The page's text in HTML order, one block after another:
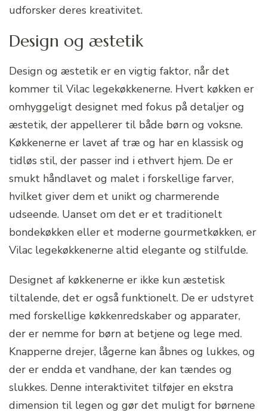
udforsker deres kreativitet.
Design og æstetik
Design og æstetik er en vigtig faktor, når det
kommer til Vilac legekøkkenerne. Hvert køkken er
omhyggeligt designet med fokus på detaljer og
æstetik, der appellerer til både børn og voksne.
Køkkenerne er lavet af træ og har en klassisk og
tidløs stil, der passer ind i ethvert hjem. De er
smukt håndlavet og malet i forskellige farver,
hvilket giver dem et unikt og charmerende
udseende. Uanset om det er et traditionelt
bondekøkken eller et moderne gourmetkøkken, er
Vilac legekøkkenerne altid elegante og stilfulde.
Designet af køkkenerne er ikke kun æstetisk
tiltalende, det er også funktionelt. De er udstyret
med forskellige køkkenredskaber og apparater,
der er nemme for børn at betjene og lege med.
Knapperne drejer, lågerne kan åbnes og lukkes, og
der er endda et vandhane, der kan tændes og
slukkes. Denne interaktivitet tilføjer en ekstra
dimension til legen og gør det muligt for børnene